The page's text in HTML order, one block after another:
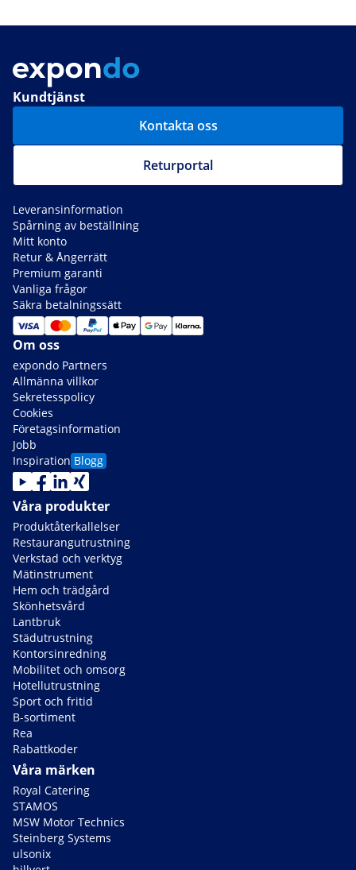
Kundtjänst
Kontakta oss
Returportal
Leveransinformation
Spårning av beställning
Mitt konto
Retur & Ångerrätt
Premium garanti
Vanliga frågor
Säkra betalningssätt
Om oss
expondo Partners
Allmänna villkor
Sekretesspolicy
Cookies
Företagsinformation
Jobb
Inspiration Blogg
Våra produkter
Produktåterkallelser
Restaurangutrustning
Verkstad och verktyg
Mätinstrument
Hem och trädgård
Skönhetsvård
Lantbruk
Städutrustning
Kontorsinredning
Mobilitet och omsorg
Hotellutrustning
Sport och fritid
B-sortiment
Rea
Rabattkoder
Våra märken
Royal Catering
STAMOS
MSW Motor Technics
Steinberg Systems
ulsonix